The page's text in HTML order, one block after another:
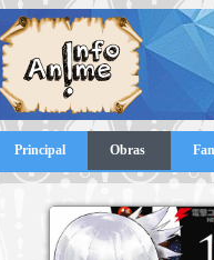
Principal Obras